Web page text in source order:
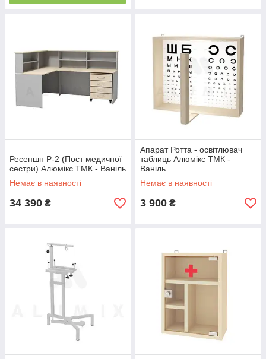
Ресепшн Р-2 (Пост медичної
сестри) Алюмікс ТМК - Ваніль
Немає в наявності
34 390 ₴
Апарат Ротта - освітлювач
таблиць Алюмікс ТМК -
Ваніль
Немає в наявності
3 900 ₴